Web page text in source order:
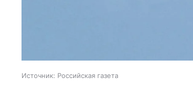
Источник: Российская газета